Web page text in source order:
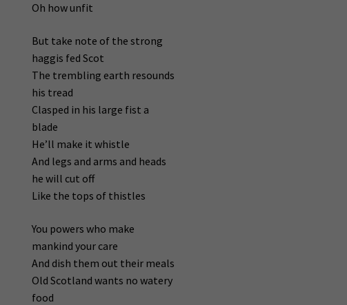
Oh how unfit
But take note of the strong
haggis fed Scot
The trembling earth resounds
his tread
Clasped in his large fist a
blade
He’ll make it whistle
And legs and arms and heads
he will cut off
Like the tops of thistles
You powers who make
mankind your care
And dish them out their meals
Old Scotland wants no watery
food